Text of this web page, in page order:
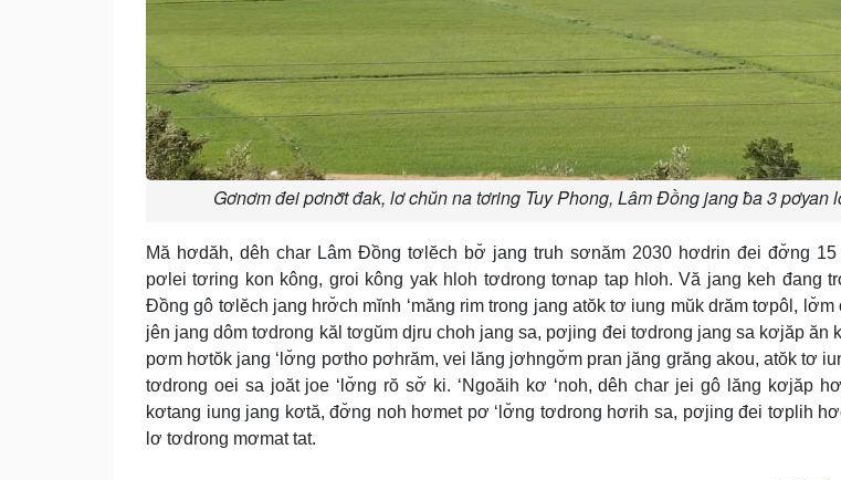
Gơnơm đei pơnơ̆t đak, lơ chŭn na tơring Tuy Phong, Lâm Đồng jang ƀa 3 pơyan
Mă hơdăh, dêh char Lâm Đồng tơlĕch bơ̆ jang truh sơnăm 2030 hơdrin đei đơ̆ng
pơlei tơring kon kông, groi kông yak hloh tơdrong tơnap tap hloh. Vă jang keh đang
Đồng gô tơlĕch jang hrơ̆ch mĭnh ‘măng rim trong jang atŏk tơ iung mŭk drăm tơpôl,
jên jang dôm tơdrong kăl tơgŭm djru choh jang sa, pơjing đei tơdrong jang sa kơjăp ăn
pơm hơtŏk jang ‘lơ̆ng pơtho pơhrăm, vei lăng jơhngơ̆m pran jăng grăng akou, atŏk tơ
tơdrong oei sa joăt joe ‘lơ̆ng rŏ sơ̆ ki. ‘Ngoăih kơ ‘noh, dêh char jei gô lăng kơjăp
kơtang iung jang kơtă, đơ̆ng noh hơmet pơ ‘lơ̆ng tơdrong hơrih sa, pơjing đei tơplih
lơ tơdrong mơmat tat.